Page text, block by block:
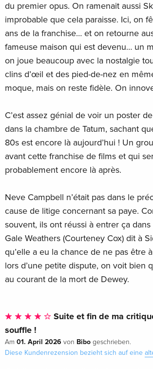
du premier opus. On ramenait aussi
improbable que cela paraisse. Ici, on
ans de la franchise… et on retourne
fameuse maison qui est devenu… un
on joue beaucoup avec la nostalgie
clins d’œil et des pied-de-nez en
moque, mais on reste fidèle. On
C’est assez génial de voir un poster
dans la chambre de Tatum, sachant
80s est encore là aujourd’hui ! Un
avant cette franchise de films et qui
probablement encore là après.
Neve Campbell n’était pas dans le
cause de litige concernant sa paye.
souvent, ils ont réussi à entrer ça dans
Gale Weathers (Courteney Cox) dit à
qu’elle a eu la chance de ne pas être
lors d’une petite dispute, on voit bien
au courant de la mort de Dewey.
Suite et fin de ma
souffle !
Am 01. April 2026 von Bibo geschrieben.
Diese Kundenrezension bezieht sich auf eine